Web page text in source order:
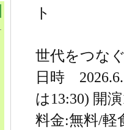
ト
世代をつな
日時
は13:30) 開
料金:無料/軽